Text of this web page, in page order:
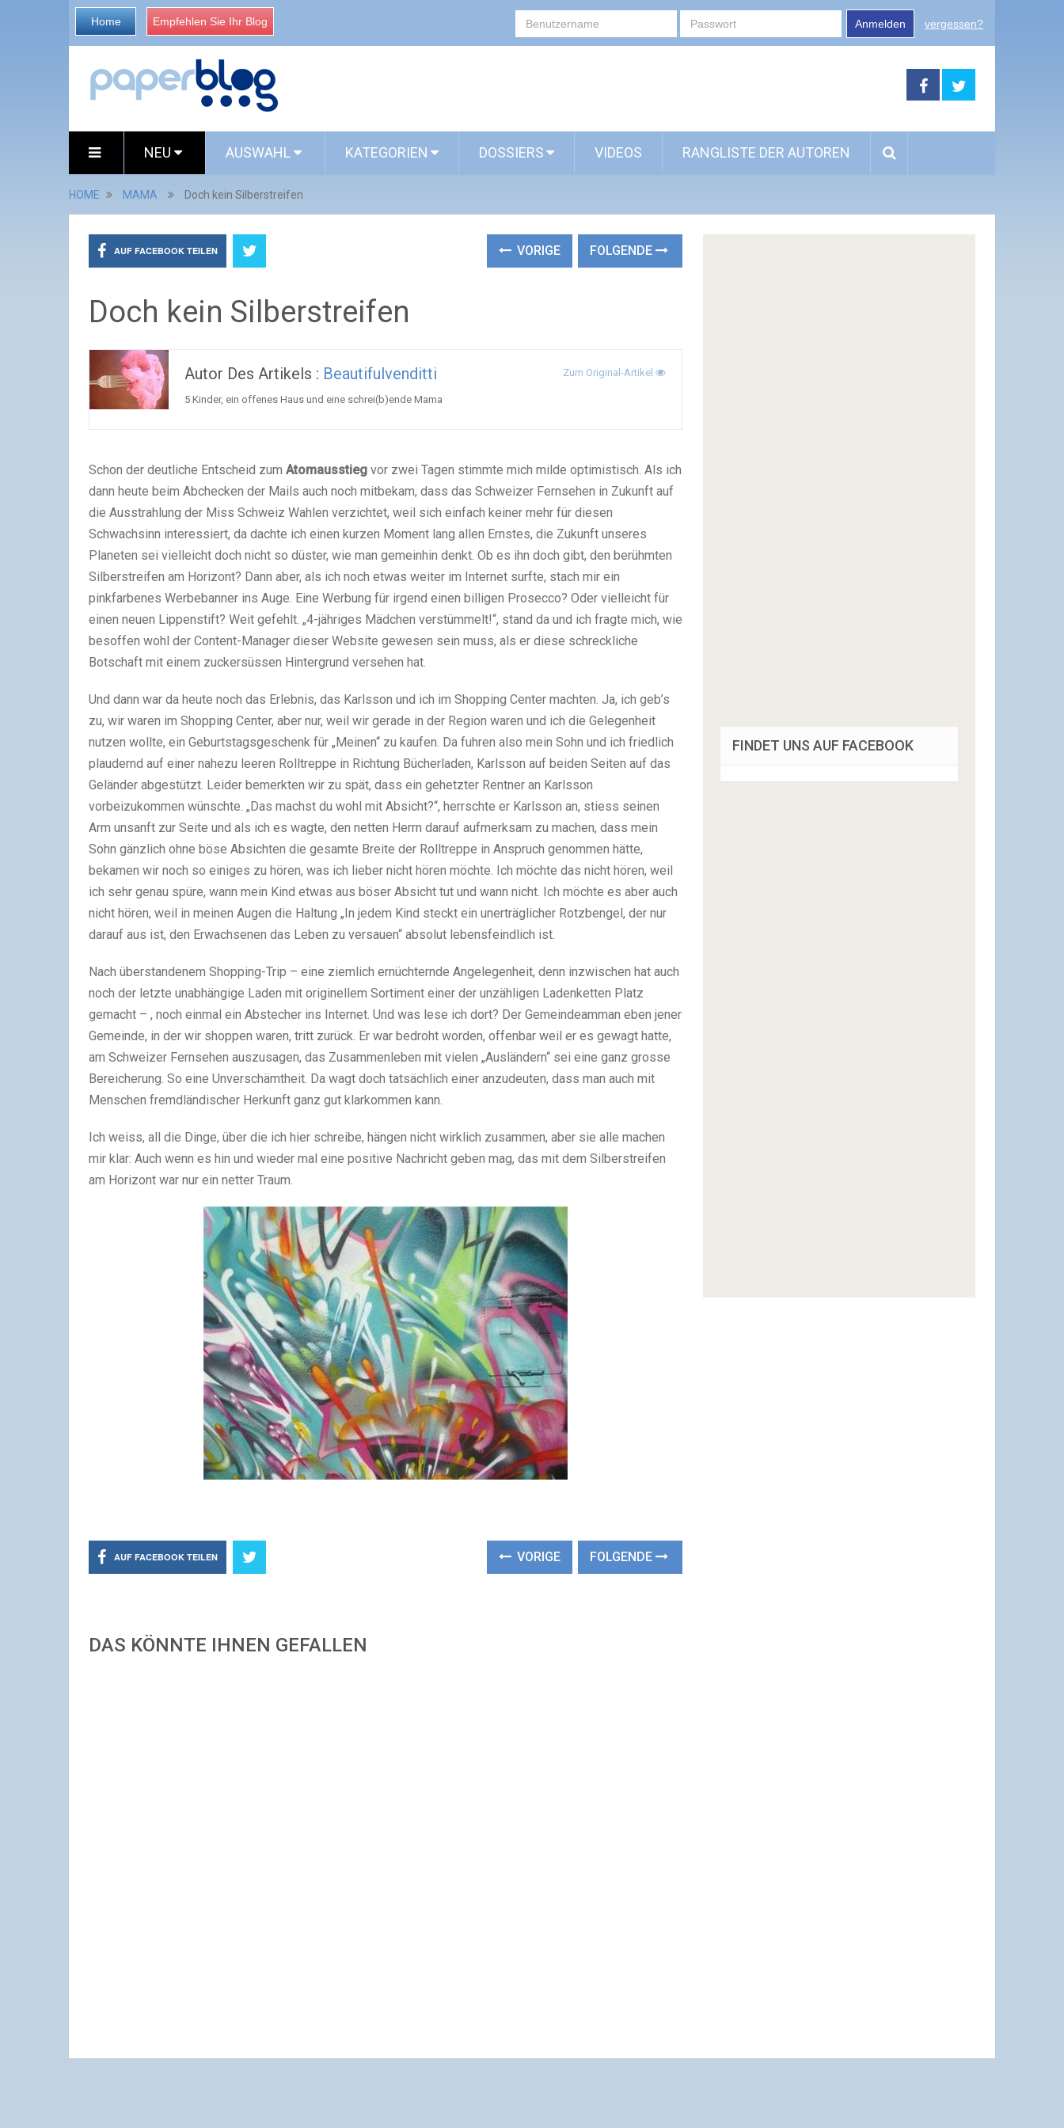
Home Empfehlen Sie Ihr Blog Anmelden vergessen?
NEU AUSWAHL KATEGORIEN DOSSIERS VIDEOS RANGLISTE DER AUTOREN
HOME MAMA Doch kein Silberstreifen
AUF FACEBOOK TEILEN VORIGE FOLGENDE
Doch kein Silberstreifen
Autor Des Artikels : Beautifulvenditti Zum Original-Artikel
5 Kinder, ein offenes Haus und eine schrei(b)ende Mama
Schon der deutliche Entscheid zum Atomausstieg vor zwei Tagen stimmte mich milde optimistisch. Als ich
dann heute beim Abchecken der Mails auch noch mitbekam, dass das Schweizer Fernsehen in Zukunft auf
die Ausstrahlung der Miss Schweiz Wahlen verzichtet, weil sich einfach keiner mehr für diesen
Schwachsinn interessiert, da dachte ich einen kurzen Moment lang allen Ernstes, die Zukunft unseres
Planeten sei vielleicht doch nicht so düster, wie man gemeinhin denkt. Ob es ihn doch gibt, den berühmten
Silberstreifen am Horizont? Dann aber, als ich noch etwas weiter im Internet surfte, stach mir ein
pinkfarbenes Werbebanner ins Auge. Eine Werbung für irgend einen billigen Prosecco? Oder vielleicht für
einen neuen Lippenstift? Weit gefehlt. „4-jähriges Mädchen verstümmelt!“, stand da und ich fragte mich, wie
besoffen wohl der Content-Manager dieser Website gewesen sein muss, als er diese schreckliche
Botschaft mit einem zuckersüssen Hintergrund versehen hat.
Und dann war da heute noch das Erlebnis, das Karlsson und ich im Shopping Center machten. Ja, ich geb’s
zu, wir waren im Shopping Center, aber nur, weil wir gerade in der Region waren und ich die Gelegenheit
nutzen wollte, ein Geburtstagsgeschenk für „Meinen“ zu kaufen. Da fuhren also mein Sohn und ich friedlich
plaudernd auf einer nahezu leeren Rolltreppe in Richtung Bücherladen, Karlsson auf beiden Seiten auf das
Geländer abgestützt. Leider bemerkten wir zu spät, dass ein gehetzter Rentner an Karlsson
vorbeizukommen wünschte. „Das machst du wohl mit Absicht?“, herrschte er Karlsson an, stiess seinen
Arm unsanft zur Seite und als ich es wagte, den netten Herrn darauf aufmerksam zu machen, dass mein
Sohn gänzlich ohne böse Absichten die gesamte Breite der Rolltreppe in Anspruch genommen hätte,
bekamen wir noch so einiges zu hören, was ich lieber nicht hören möchte. Ich möchte das nicht hören, weil
ich sehr genau spüre, wann mein Kind etwas aus böser Absicht tut und wann nicht. Ich möchte es aber auch
nicht hören, weil in meinen Augen die Haltung „In jedem Kind steckt ein unerträglicher Rotzbengel, der nur
darauf aus ist, den Erwachsenen das Leben zu versauen“ absolut lebensfeindlich ist.
Nach überstandenem Shopping-Trip – eine ziemlich ernüchternde Angelegenheit, denn inzwischen hat auch
noch der letzte unabhängige Laden mit originellem Sortiment einer der unzähligen Ladenketten Platz
gemacht – , noch einmal ein Abstecher ins Internet. Und was lese ich dort? Der Gemeindeamman eben jener
Gemeinde, in der wir shoppen waren, tritt zurück. Er war bedroht worden, offenbar weil er es gewagt hatte,
am Schweizer Fernsehen auszusagen, das Zusammenleben mit vielen „Ausländern“ sei eine ganz grosse
Bereicherung. So eine Unverschämtheit. Da wagt doch tatsächlich einer anzudeuten, dass man auch mit
Menschen fremdländischer Herkunft ganz gut klarkommen kann.
Ich weiss, all die Dinge, über die ich hier schreibe, hängen nicht wirklich zusammen, aber sie alle machen
mir klar: Auch wenn es hin und wieder mal eine positive Nachricht geben mag, das mit dem Silberstreifen
am Horizont war nur ein netter Traum.
AUF FACEBOOK TEILEN VORIGE FOLGENDE
DAS KÖNNTE IHNEN GEFALLEN
FINDET UNS AUF FACEBOOK